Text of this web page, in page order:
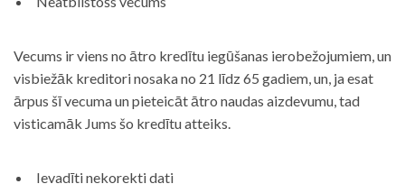
Vecums ir viens no ātro kredītu iegūšanas ierobežojumiem, un
visbiežāk kreditori nosaka no 21 līdz 65 gadiem, un, ja esat
ārpus šī vecuma un pieteicāt ātro naudas aizdevumu, tad
visticamāk Jums šo kredītu atteiks.
Ievadīti nekorekti dati